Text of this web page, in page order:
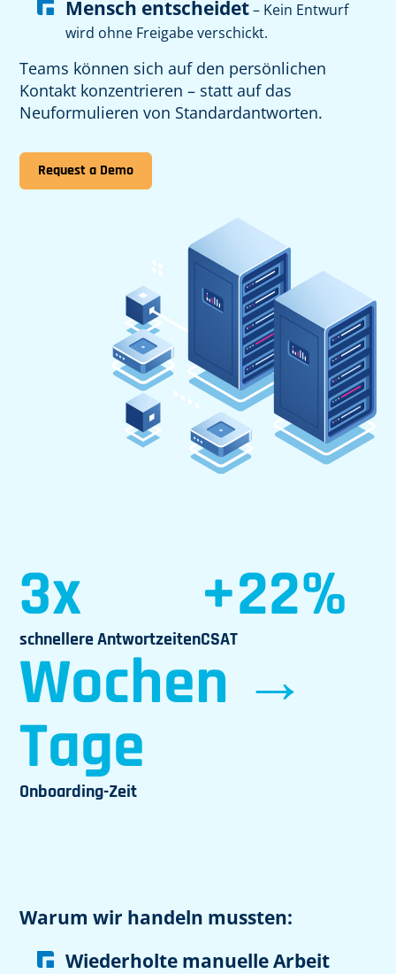
Mensch entscheidet– Kein Entwurf
wird ohne Freigabe verschickt.
Teams können sich auf den persönlichen
Kontakt konzentrieren – statt auf das
Neuformulieren von Standardantworten.
Request a Demo
3x
schnellere Antwortzeiten
+22%
CSAT
Wochen →
Tage
Onboarding-Zeit
Warum wir handeln mussten:
Wiederholte manuelle Arbeit